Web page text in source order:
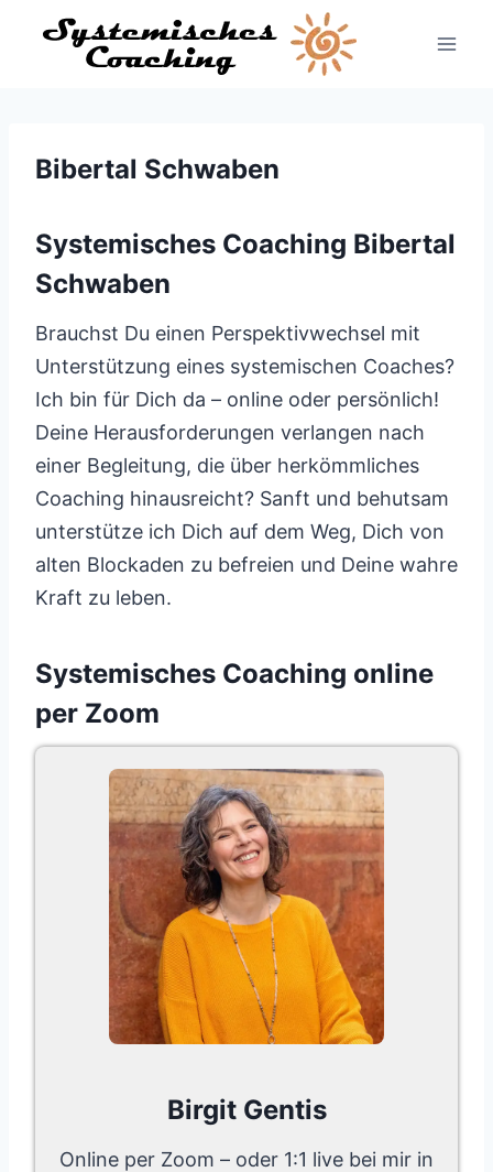
Inhalt
Bibertal Schwaben
Systemisches Coaching Bibertal
Schwaben
Brauchst Du einen Perspektivwechsel mit
Unterstützung eines systemischen Coaches?
Ich bin für Dich da – online oder persönlich!
Deine Herausforderungen verlangen nach
einer Begleitung, die über herkömmliches
Coaching hinausreicht? Sanft und behutsam
unterstütze ich Dich auf dem Weg, Dich von
alten Blockaden zu befreien und Deine wahre
Kraft zu leben.
Systemisches Coaching online
per Zoom
Birgit Gentis
Online per Zoom – oder 1:1 live bei mir in